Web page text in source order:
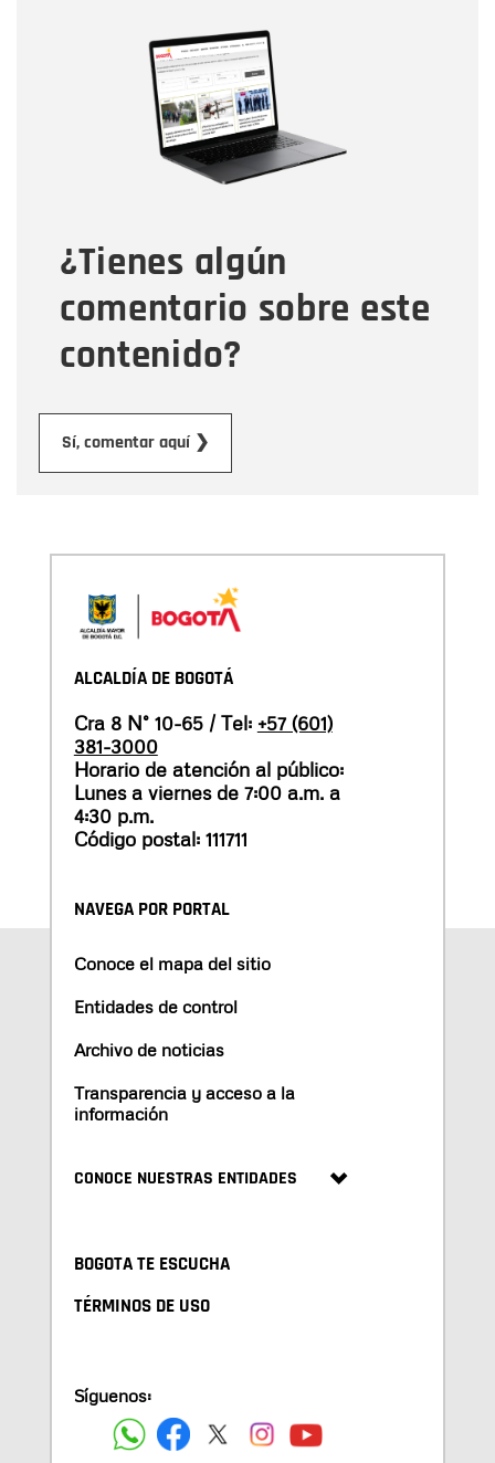
¿Tienes algún
comentario sobre este
contenido?
Sí, comentar aquí ❯
Correo electrónico
Tipo de comentario
Mensaje
ALCALDÍA DE BOGOTÁ
Cra 8 N° 10-65 / Tel: +57 (601)
381-3000
Horario de atención al público:
Lunes a viernes de 7:00 a.m. a
4:30 p.m.
Código postal: 111711
NAVEGA POR PORTAL
Conoce el mapa del sitio
Entidades de control
Archivo de noticias
Transparencia y acceso a la
información
CONOCE NUESTRAS ENTIDADES
BOGOTA TE ESCUCHA
TÉRMINOS DE USO
Síguenos: